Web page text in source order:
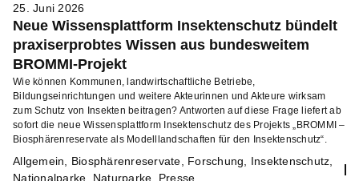
25. Juni 2026
Neue Wissensplattform Insektenschutz bündelt
praxiserprobtes Wissen aus bundesweitem
BROMMI-Projekt
Wie können Kommunen, landwirtschaftliche Betriebe,
Bildungseinrichtungen und weitere Akteurinnen und Akteure wirksam
zum Schutz von Insekten beitragen? Antworten auf diese Frage liefert ab
sofort die neue Wissensplattform Insektenschutz des Projekts „BROMMI –
Biosphärenreservate als Modelllandschaften für den Insektenschutz“.
Allgemein Biosphärenreservate Forschung Insektenschutz
Nationalparke
Naturparke
Presse